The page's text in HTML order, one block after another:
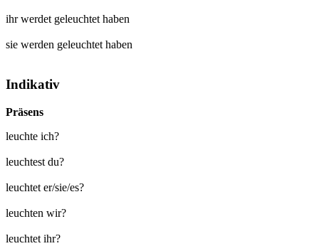
ihr werdet geleuchtet haben
sie werden geleuchtet haben
Indikativ
Präsens
leuchte ich?
leuchtest du?
leuchtet er/sie/es?
leuchten wir?
leuchtet ihr?